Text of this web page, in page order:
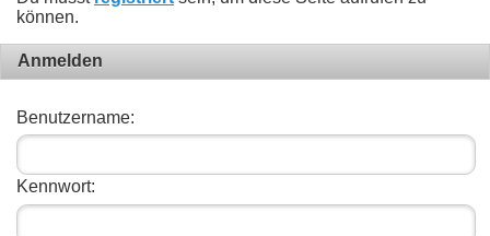
können.
Anmelden
Benutzername:
Kennwort: